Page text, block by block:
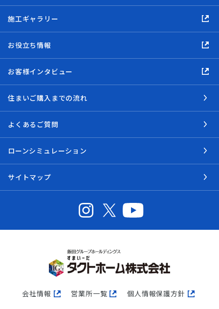
施工ギャラリー
お役立ち情報
お客様インタビュー
住まいご購入までの流れ
よくあるご質問
ローンシミュレーション
サイトマップ
会社情報 営業所一覧 個人情報保護方針